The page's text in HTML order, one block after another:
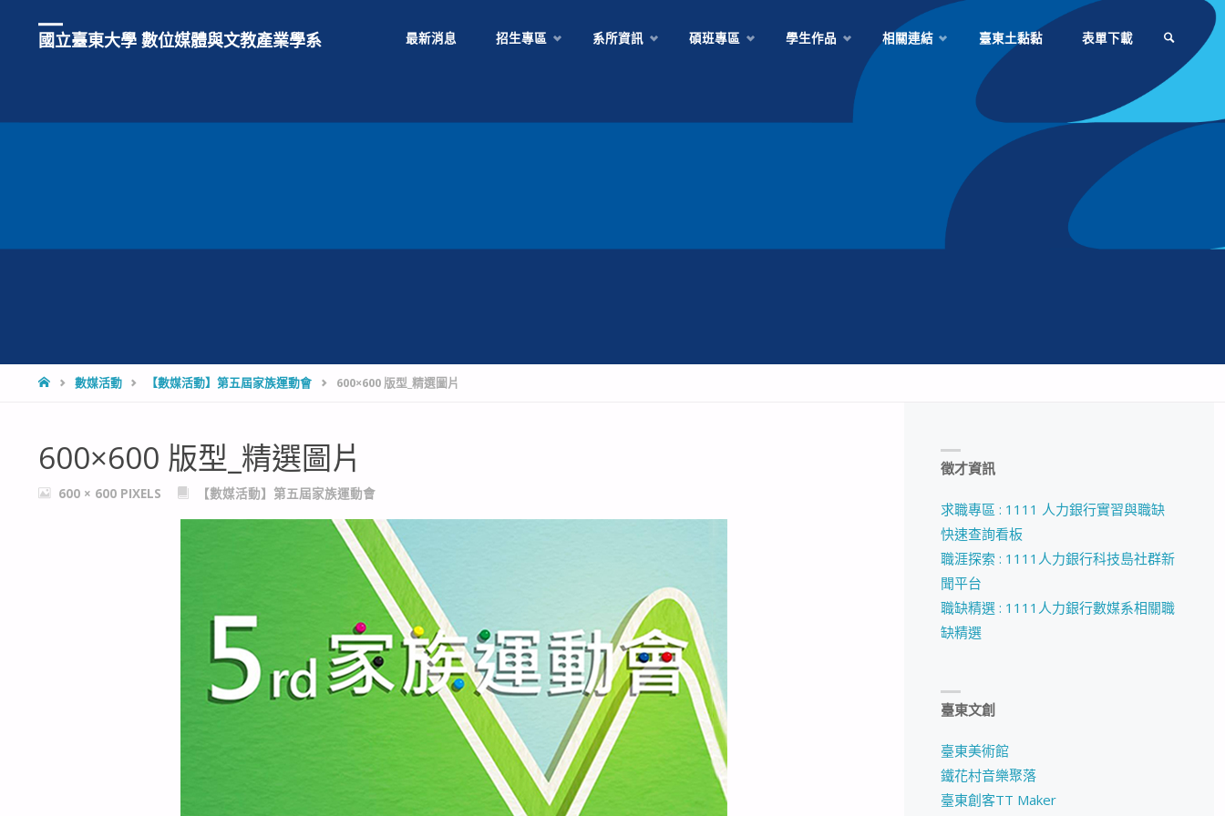
國立臺東大學 數位媒體與文教產業學系 最新消息 招生專區 系所資訊 碩班專區 學生作品 相關連結 臺東土黏黏 表單下載
HOME數媒活動 【數媒活動】第五屆家族運動會 600×600 版型_精選圖片
600×600 版型_精選圖片
FULL600 × 600 PIXELS 【數媒活動】第五屆家族運動會
徵才資訊
求職專區 : 1111 人力銀行實習與職缺
快速查詢看板
職涯探索 : 1111人力銀行科技島社群新
聞平台
職缺精選 : 1111人力銀行數媒系相關職
缺精選
臺東文創
臺東美術館
鐵花村音樂聚落
臺東創客TT Maker